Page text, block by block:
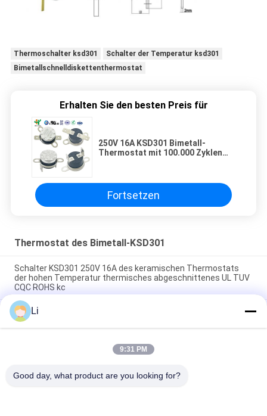
Thermoschalter ksd301
Schalter der Temperatur ksd301
Bimetallschnelldiskettenthermostat
Erhalten Sie den besten Preis für
250V 16A KSD301 Bimetall-
Thermostat mit 100.000 Zyklen
Fortsetzen
Thermostat des Bimetall-KSD301
Schalter KSD301 250V 16A des keramischen Thermostats
der hohen Temperatur thermisches abgeschnittenes UL TUV
CQC ROHS kc
Bimetallische Disketten-Schnellaktions-Thermostate,
niedriger temperaturbegrenzter Bedienschalter H31 250V 10
13C
Schnellaktions-Art bimetallische Energie Wechselstroms
Li
9:31 PM
Good day, what product are you looking for?